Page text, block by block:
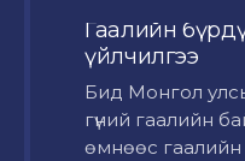
Гаалийн
үйлчилгээ
Бид Монгол
гүний гаалийн
өмнөөс гаалийн